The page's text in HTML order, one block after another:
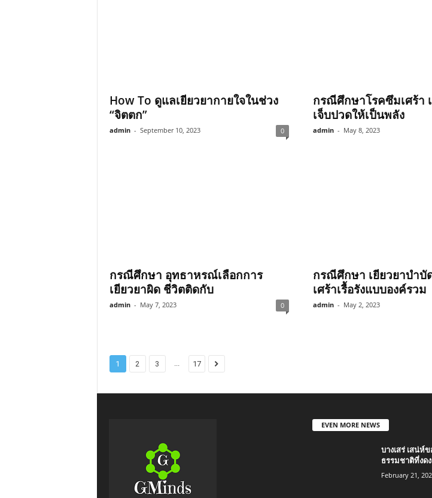
How To ดูแลเยียวยากายใจในช่วง
“จิตตก”
admin - September 10, 2023 0
กรณีศึกษาโรคซึมเศร้า
เจ็บปวดให้เป็นพลัง
admin - May 8, 2023
กรณีศึกษา อุทธาหรณ์เลือกการ
เยียวยาผิด ชีวิตติดกับ
admin - May 7, 2023 0
กรณีศึกษา เยียวยาบำบั
เศร้าเรื้อรังแบบองค์รวม
admin - May 2, 2023
1 2 3 ... 17
EVEN MORE NEWS
บางเสร่ เสน่ห์
ธรรมชาติที่งด
February 21,